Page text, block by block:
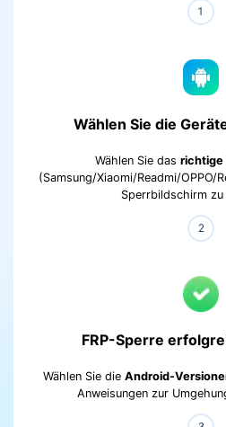
Wählen Sie die
Wählen Sie das richtige
(Samsung/Xiaomi/Readmi/OPPO/
Sperrbildschirm zu
FRP-Sperre
Wählen Sie die Android-
Anweisungen zur